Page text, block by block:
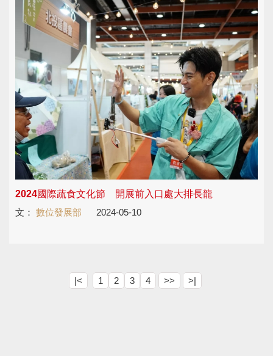
2024國際蔬食文化節 開展前入口處大排長龍
文： 數位發展部 2024-05-10
|< 1 2 3 4 >> >|